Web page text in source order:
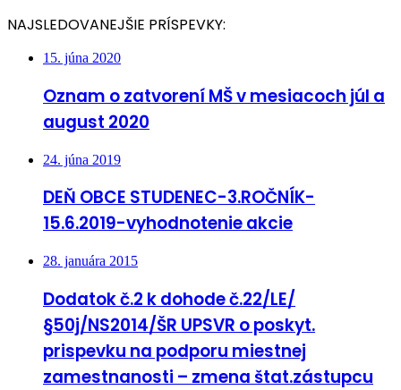
NAJSLEDOVANEJŠIE PRÍSPEVKY:
15. júna 2020
Oznam o zatvorení MŠ v mesiacoch júl a
august 2020
24. júna 2019
DEŇ OBCE STUDENEC-3.ROČNÍK-
15.6.2019-vyhodnotenie akcie
28. januára 2015
Dodatok č.2 k dohode č.22/LE/
§50j/NS2014/ŠR UPSVR o poskyt.
prispevku na podporu miestnej
zamestnanosti – zmena štat.zástupcu